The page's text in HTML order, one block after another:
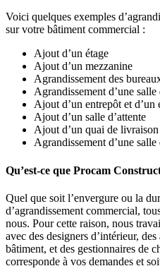
Voici quelques exemples
sur votre bâtiment commercial :
Ajout d’un étage
Ajout d’un mezzanine
Agrandissement des
Agrandissement d’une
Ajout d’un entrepôt et d’un
Ajout d’un salle d’attente
Ajout d’un quai de livraison
Agrandissement d’une salle
Qu’est-ce que Procam
Quel que soit l’envergure ou la
d’agrandissement commercial,
nous. Pour cette raison, nous
avec des designers d’intérieur,
bâtiment, et des gestionnaires de
corresponde à vos demandes et